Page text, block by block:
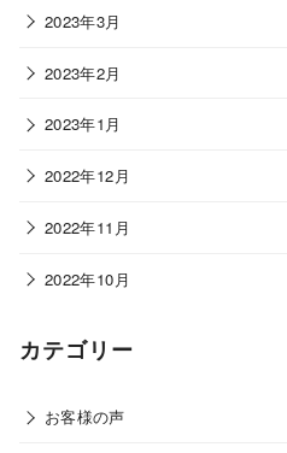
2023年3月
2023年2月
2023年1月
2022年12月
2022年11月
2022年10月
カテゴリー
お客様の声